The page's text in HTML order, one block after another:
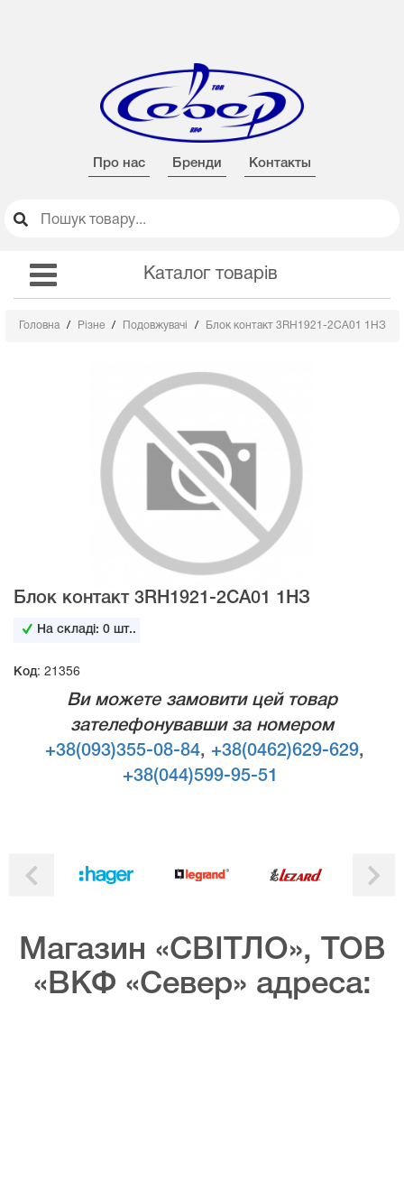
Про нас Бренди Контакты
Каталог товарів
Головна Різне Подовжувачі Блок контакт 3RH1921-2СA01 1НЗ
Блок контакт 3RH1921-2СA01 1НЗ
На складі:0 шт..
Код: 21356
Ви можете замовити цей товар
зателефонувавши за номером
+38(093)355-08-84, +38(0462)629-629,
+38(044)599-95-51
Магазин «СВІТЛО», ТОВ
«ВКФ «Север» адреса: